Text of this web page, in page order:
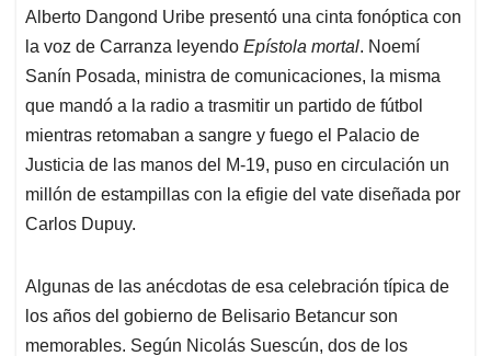
Alberto Dangond Uribe presentó una cinta fonóptica con
la voz de Carranza leyendo Epístola mortal. Noemí
Sanín Posada, ministra de comunicaciones, la misma
que mandó a la radio a trasmitir un partido de fútbol
mientras retomaban a sangre y fuego el Palacio de
Justicia de las manos del M-19, puso en circulación un
millón de estampillas con la efigie del vate diseñada por
Carlos Dupuy.
Algunas de las anécdotas de esa celebración típica de
los años del gobierno de Belisario Betancur son
memorables. Según Nicolás Suescún, dos de los